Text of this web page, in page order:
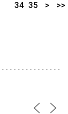
34 35 > >>